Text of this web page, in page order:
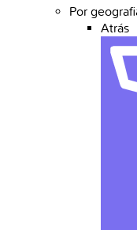
Por
Atrás